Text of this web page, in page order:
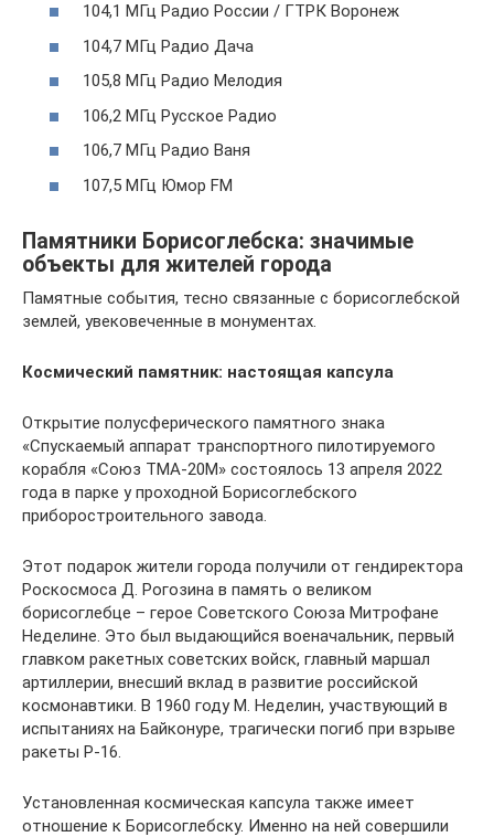
104,1 МГц Радио России / ГТРК Воронеж
104,7 МГц Радио Дача
105,8 МГц Радио Мелодия
106,2 МГц Русское Радио
106,7 МГц Радио Ваня
107,5 МГц Юмор FM
Памятники Борисоглебска: значимые
объекты для жителей города
Памятные события, тесно связанные с борисоглебской
землей, увековеченные в монументах.
Космический памятник: настоящая капсула
Открытие полусферического памятного знака
«Спускаемый аппарат транспортного пилотируемого
корабля «Союз ТМА-20М» состоялось 13 апреля 2022
года в парке у проходной Борисоглебского
приборостроительного завода.
Этот подарок жители города получили от гендиректора
Роскосмоса Д. Рогозина в память о великом
борисоглебце – герое Советского Союза Митрофане
Неделине. Это был выдающийся военачальник, первый
главком ракетных советских войск, главный маршал
артиллерии, внесший вклад в развитие российской
космонавтики. В 1960 году М. Неделин, участвующий в
испытаниях на Байконуре, трагически погиб при взрыве
ракеты Р-16.
Установленная космическая капсула также имеет
отношение к Борисоглебску. Именно на ней совершили